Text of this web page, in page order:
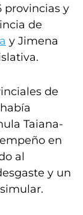
provincias y
de
y Jimena
de
Taiana-
en
al
y un